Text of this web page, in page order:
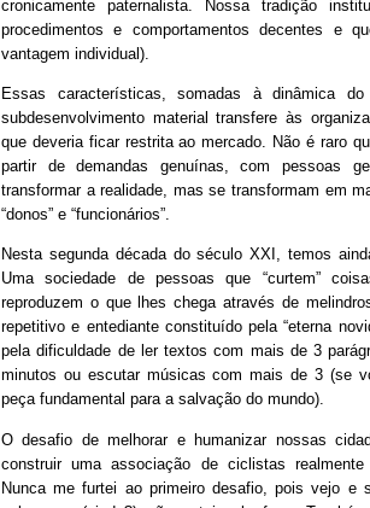
cronicamente paternalista. Nossa tradição
procedimentos e comportamentos decentes e
vantagem individual).
Essas características, somadas à dinâmica
subdesenvolvimento material transfere às
que deveria ficar restrita ao mercado. Não é raro
partir de demandas genuínas, com pessoas
transformar a realidade, mas se transformam em
“donos” e “funcionários”.
Nesta segunda década do século XXI, temos
Uma sociedade de pessoas que “curtem”
reproduzem o que lhes chega através de
repetitivo e entediante constituído pela “eterna
pela dificuldade de ler textos com mais de 3
minutos ou escutar músicas com mais de 3 (se
peça fundamental para a salvação do mundo).
O desafio de melhorar e humanizar nossas
construir uma associação de ciclistas realmente
Nunca me furtei ao primeiro desafio, pois vejo e